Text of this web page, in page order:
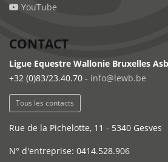
YouTube
CONTACT
Ligue Equestre Wallonie Bruxelles
+32 (0)83/23.40.70 - info@lewb.be
Tous les contacts
Rue de la Pichelotte, 11 - 5340 Gesves
N° d'entreprise: 0414.528.906